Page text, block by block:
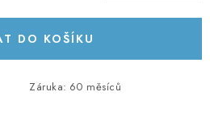
DO KOŠÍKU
Záruka: 60 měsíců